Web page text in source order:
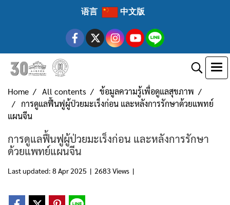
语言 中文版
Home All contents
ข้อมูลความรู้เพื่อดูแลสุขภาพ
การดูแลฟื้นฟูผู้ป่วยมะเร็งก่อน และหลังการรักษาด้วยแพทย์
แผนจีน
การดูแลฟื้นฟูผู้ป่วยมะเร็งก่อน และหลังการรักษา
ด้วยแพทย์แผนจีน
Last updated: 8 Apr 2025 | 2683 Views |